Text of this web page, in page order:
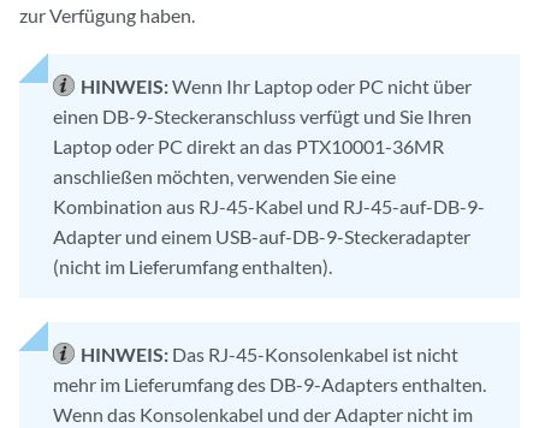
zur Verfügung haben.
HINWEIS:Wenn Ihr Laptop oder PC nicht über
einen DB-9-Steckeranschluss verfügt und Sie Ihren
Laptop oder PC direkt an das PTX10001-36MR
anschließen möchten, verwenden Sie eine
Kombination aus RJ-45-Kabel und RJ-45-auf-DB-9-
Adapter und einem USB-auf-DB-9-Steckeradapter
(nicht im Lieferumfang enthalten).
HINWEIS: Das RJ-45-Konsolenkabel ist nicht
mehr im Lieferumfang des DB-9-Adapters enthalten.
Wenn das Konsolenkabel und der Adapter nicht im